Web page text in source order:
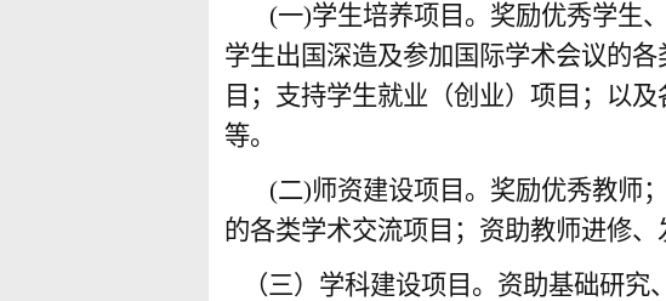
(一)学生培养项目。奖励优秀学生
学生出国深造及参加国际学术会议的
目；支持学生就业（创业）项目；以
等。
(二)师资建设项目。奖励优秀教师
的各类学术交流项目；资助教师进修、
（三）学科建设项目。资助基础研